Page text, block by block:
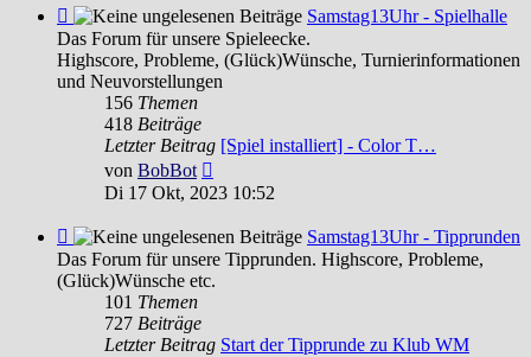
Feed
-
Samstag13Uhr
-
Spielhalle
Samstag13Uhr - Spielhalle
Das Forum für unsere Spieleecke.
Highscore, Probleme, (Glück)Wünsche, Turnierinformationen
und Neuvorstellungen
156 Themen
418 Beiträge
Letzter Beitrag [Spiel installiert] - Color T…
von BobBot
Beitrag
Di 17 Okt, 2023 10:52
Feed
-
Samstag13Uhr
Tipprunden
Samstag13Uhr - Tipprunden
Das Forum für unsere Tipprunden. Highscore, Probleme,
(Glück)Wünsche etc.
101 Themen
727 Beiträge
Letzter Beitrag Start der Tipprunde zu Klub WM